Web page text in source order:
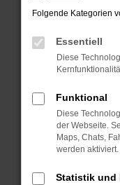
Prüfe deine
können das
verhindern.
anderen
Starte dein
Das kann
Probleme zu
Folgende Kategorien
Essentiell
Diese
Funktional
Diese
der Webseite.
Maps, Chats,
werden aktiviert.
Statistik und